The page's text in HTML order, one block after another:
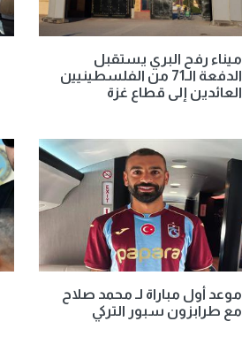
ميناء رفح البري يستقبل
الدفعة الـ71 من الفلسطينيين
العائدين إلى قطاع غزة
موعد أول مباراة لـ محمد صلاح
مع طرابزون سبور التركي